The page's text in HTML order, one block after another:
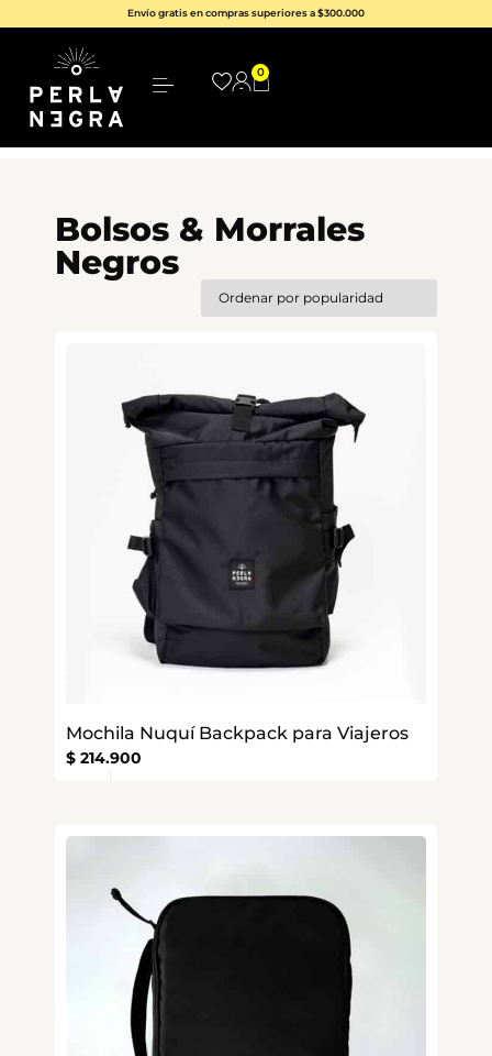
Envío gratis en compras superiores a $300.000
0
Bolsos & Morrales
Negros
Mochila Nuquí Backpack para Viajeros
$ 214.900